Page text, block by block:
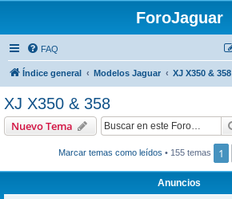
ForoJaguar
FAQ
Índice general Modelos Jaguar XJ X350 & 358
XJ X350 & 358
Nuevo Tema
Marcar temas como leídos • 155 temas 1
Anuncios